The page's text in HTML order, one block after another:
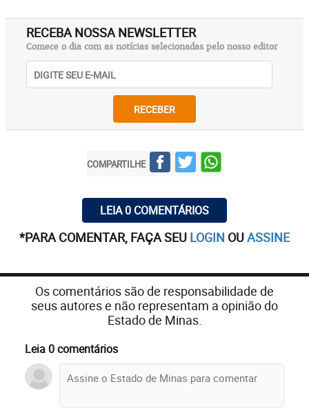
RECEBA NOSSA NEWSLETTER
Comece o dia com as notícias selecionadas pelo nosso editor
RECEBER
COMPARTILHE
LEIA 0 COMENTÁRIOS
*PARA COMENTAR, FAÇA SEU LOGIN OUASSINE
Os comentários são de responsabilidade de
seus autores e não representam a opinião do
Estado de Minas.
Leia 0 comentários